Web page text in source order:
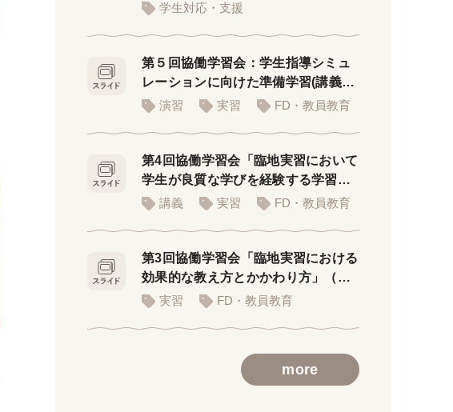
学生対応・支援
第５回協働学習会：学生指導シミュ
レーションに向けた準備学習(講義者
用PPT)
演習 実習 FD・教員教育
第4回協働学習会「臨地実習において
学生が良質な学びを経験する学習環
境」講義 実習 FD・教員教育
第3回協働学習会「臨地実習における
効果的な教え方とかかわり方」（講
義用スライド）
実習 FD・教員教育
more